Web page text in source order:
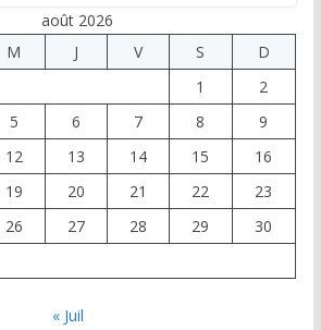
août 2026
M J V S
D
1
2
5 6 7 8
9
12 13 14 15
16
19 20 21 22
23
26 27 28 29
30
« Juil